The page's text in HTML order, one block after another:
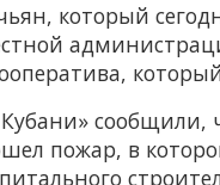
который
сообщили,
пожар, в